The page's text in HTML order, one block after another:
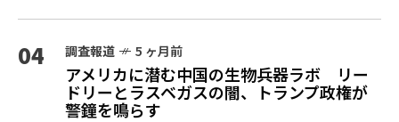
04 調査報道 5 ヶ月前
アメリカに潜む中国の生物兵器ラボ リー
ドリーとラスベガスの闇、トランプ政権が
警鐘を鳴らす